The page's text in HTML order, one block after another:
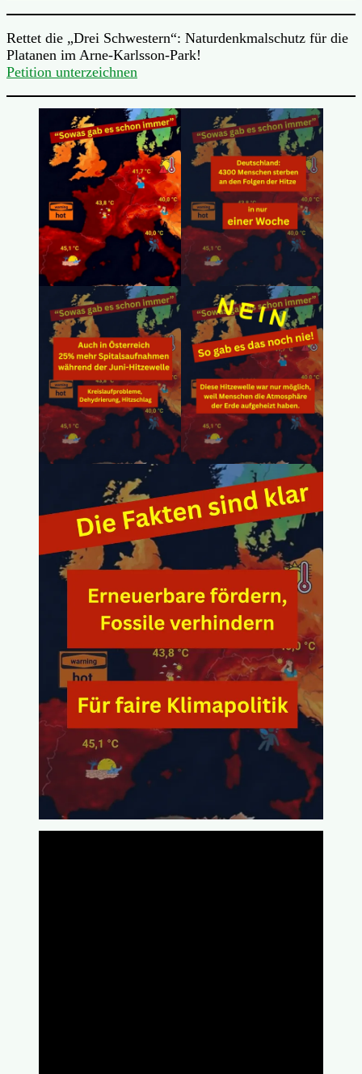
Rettet die „Drei Schwestern“: Naturdenkmalschutz für die
Platanen im Arne-Karlsson-Park!
Petition unterzeichnen